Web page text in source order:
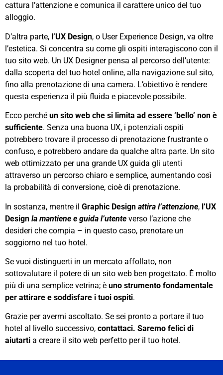
cattura l’attenzione e comunica il carattere unico del tuo
alloggio.
D’altra parte, l’UX Design, o User Experience Design, va oltre
l’estetica. Si concentra su come gli ospiti interagiscono con il
tuo sito web. Un UX Designer pensa al percorso dell’utente:
dalla scoperta del tuo hotel online, alla navigazione sul sito,
fino alla prenotazione di una camera. L’obiettivo è rendere
questa esperienza il più fluida e piacevole possibile.
Ecco perché un sito web che si limita ad essere ‘bello’ non è
sufficiente. Senza una buona UX, i potenziali ospiti
potrebbero trovare il processo di prenotazione frustrante o
confuso, e potrebbero andare da qualche altra parte. Un sito
web ottimizzato per una grande UX guida gli utenti
attraverso un percorso chiaro e semplice, aumentando così
la probabilità di conversione, cioè di prenotazione.
In sostanza, mentre il Graphic Design attira l’attenzione, l’UX
Design la mantiene e guida l’utente verso l’azione che
desideri che compia – in questo caso, prenotare un
soggiorno nel tuo hotel.
Se vuoi distinguerti in un mercato affollato, non
sottovalutare il potere di un sito web ben progettato. È molto
più di una semplice vetrina; è uno strumento fondamentale
per attirare e soddisfare i tuoi ospiti.
Grazie per avermi ascoltato. Se sei pronto a portare il tuo
hotel al livello successivo, contattaci. Saremo felici di
aiutarti a creare il sito web perfetto per il tuo hotel.